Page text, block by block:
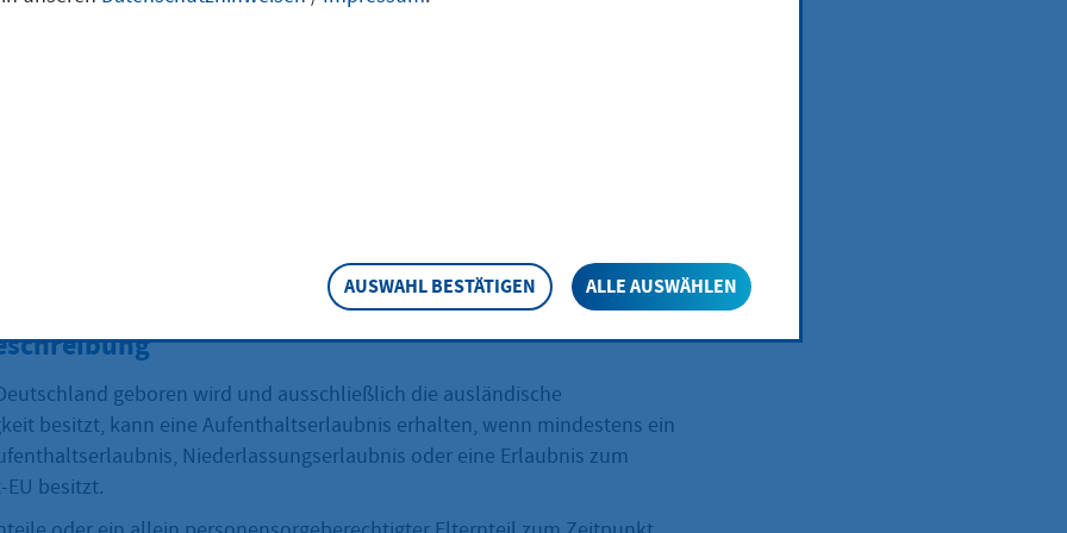
wurden,
ein Aufenthaltsrecht besitzen und in Deutschland ein
kann Ihr Kind eine Aufenthaltserlaubnis erhalten.
geboren wird und ausschließlich die ausländische
besitzt, kann eine Aufenthaltserlaubnis erhalten, wenn mindestens ein
Niederlassungserlaubnis oder eine Erlaubnis zum
besitzt.
AUSWAHL BESTÄTIGEN ALLE AUSWÄHLEN